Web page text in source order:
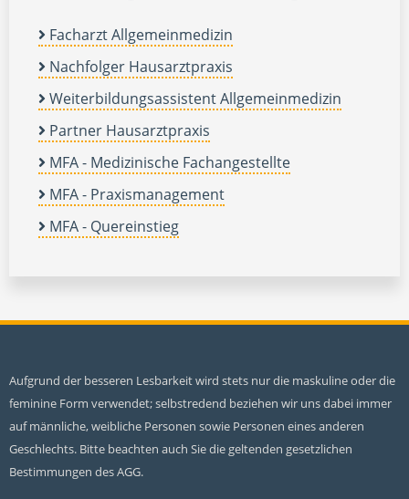
Facharzt Allgemeinmedizin
Nachfolger Hausarztpraxis
Weiterbildungsassistent Allgemeinmedizin
Partner Hausarztpraxis
MFA - Medizinische Fachangestellte
MFA - Praxismanagement
MFA - Quereinstieg
Aufgrund der besseren Lesbarkeit wird stets nur die maskuline oder die
feminine Form verwendet; selbstredend beziehen wir uns dabei immer
auf männliche, weibliche Personen sowie Personen eines anderen
Geschlechts. Bitte beachten auch Sie die geltenden gesetzlichen
Bestimmungen des AGG.